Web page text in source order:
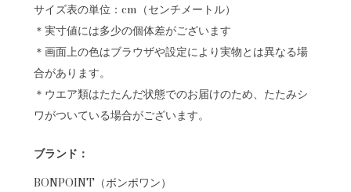
サイズ表の単位：cm（センチメートル）
＊実寸値には多少の個体差がございます
＊画面上の色はブラウザや設定により実物とは異なる場
合があります。
＊ウエア類はたたんだ状態でのお届けのため、たたみシ
ワがついている場合がございます。
ブランド：
BONPOINT（ボンポワン）